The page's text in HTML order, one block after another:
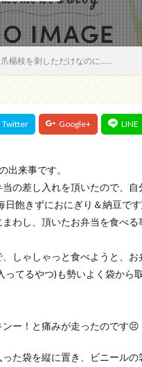
爪楊枝を刺しただけなのに……
出来事です。
の差し入れを頂いたので、自
日飽きずにおにぎり＆納豆で
わし、頂いたお弁当を食べる
しゃしゃっと食べようと、お
ってるやつ)も勢いよく袋から
ー！と痛みが走ったのです😣
た袋を縦に置き、ビニールの